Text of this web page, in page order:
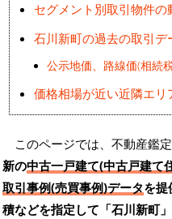
セグメント別取引物件の
石川新町の過去の取引デ
公示地価、路線価(相続
価格相場が近い近隣エリ
このページでは、不動産鑑
新の中古一戸建て(中古戸建て
取引事例(売買事例)データを提
積などを指定して「石川新町